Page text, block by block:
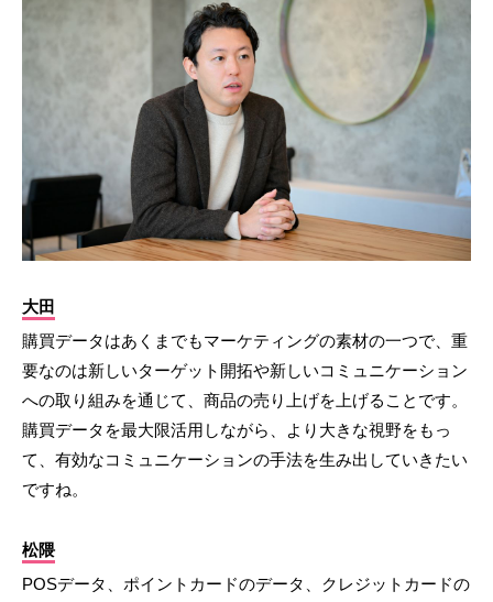
大田
購買データはあくまでもマーケティングの素材の一つで、重
要なのは新しいターゲット開拓や新しいコミュニケーション
への取り組みを通じて、商品の売り上げを上げることです。
購買データを最大限活用しながら、より大きな視野をもっ
て、有効なコミュニケーションの手法を生み出していきたい
ですね。
松隈
POSデータ、ポイントカードのデータ、クレジットカードの